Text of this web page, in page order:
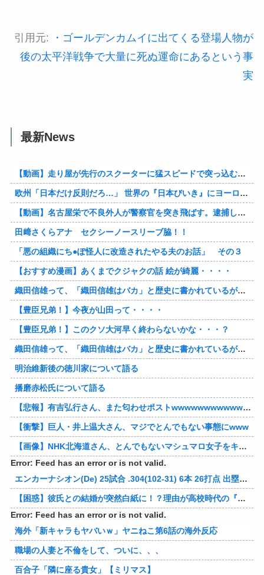
引用元:
・ゴールデンカムイに出てくる登場人物が
後の太平洋戦争で大量に死ぬ運命にあるという事
実
最新News
【動画】走り屋が先行のスクーターに猛スピードで突っ込む事故。
欧州「日本だけ反則だろ…」 世界の『日本びいき』にヨーロッパ全土から不満の声
【動画】名古屋栄で不良外人が警察官を突き飛ばす。逮捕しろやｗｗｗ
田﨑さくらアナ セクシーノースリーブ脇！！
「悪の組織にち●ぽ怪人に改造されたやる夫のお話」 その３
【おすすめ漫画】あくまでクジャクの話 絵が綺麗・・・・
織田信雄って、「織田信雄はバカ」と歴史に書かれているが今まで家が残っているんでバカではないよな？
【豊臣兄弟！】今夜が山田って・・・・
【豊臣兄弟！】このクソ大河早く終わらないかな・・・？
織田信雄って、「織田信雄はバカ」と歴史に書かれているが今まで家が残っているんでバカではないよな？
明治維新後の徳川家について語る
播磨赤松氏について語る
【悲報】有吉弘行さん、また匂わせポストwwwwwwwwwwwwwwww
【衝撃】巨人・井上温大さん、マジでとんでもない事態にwww
【画像】NHK北海道さん、とんでもないマシュマロ女子をキャスターに起用してしまうwwwwwwww
Error: Feed has an error or is not valid.
エンカーナシオン(De) 25試合 .304(102-31) 6本 26打点 出塁率.311 OPS.831 wRC+137 WAR+0.7
【困惑】彼氏との結婚が突然白紙に！？理由が高校時代の『アレ』だったｗｗｗｗ 他
Error: Feed has an error or is not valid.
海外「新キャラもヤバいｗ」ヤニねこ第6話の海外反応
職場の人妻と不倫をして、ついに、、、
百合子「隣に座る貴女」【ミリマス】